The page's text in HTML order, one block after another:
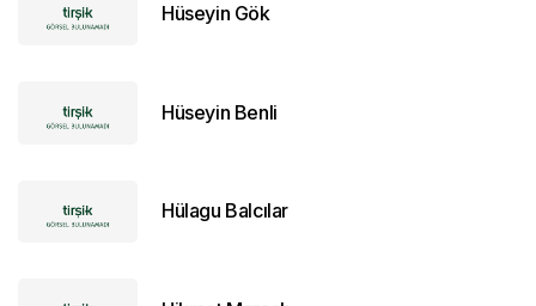
Hüseyin Gök
Hüseyin Benli
Hülagu Balcılar